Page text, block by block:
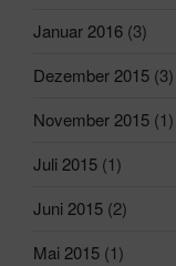
Januar 2016 (3)
Dezember 2015 (3)
November 2015 (1)
Juli 2015 (1)
Juni 2015 (2)
Mai 2015 (1)